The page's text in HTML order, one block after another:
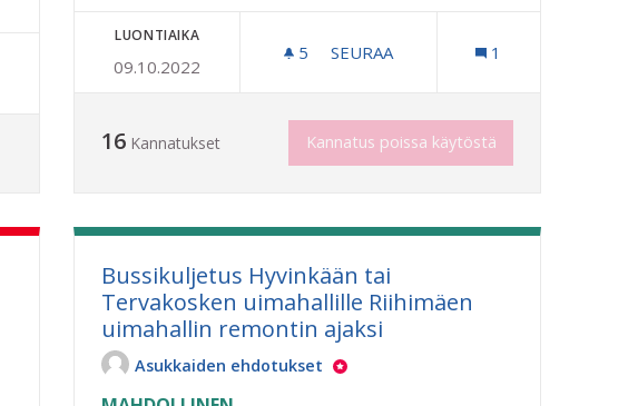
LUONTIAIKA
09.10.2022
5 5 SEURAAJAA
SEURAA 1
16 Kannatukset Kannatus poissa käytöstä
Bussikuljetus Hyvinkään tai
Tervakosken uimahallille Riihimäen
uimahallin remontin ajaksi
Asukkaiden ehdotukset